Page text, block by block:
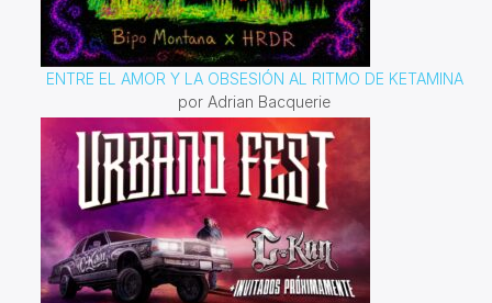
ENTRE EL AMOR Y LA OBSESIÓN AL RITMO DE KETAMINA
por Adrian Bacquerie